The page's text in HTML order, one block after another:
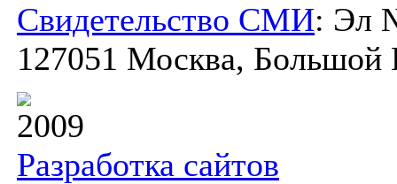
Свидетельство СМИ: Эл
127051 Москва, Большой
2009
Разработка сайтов